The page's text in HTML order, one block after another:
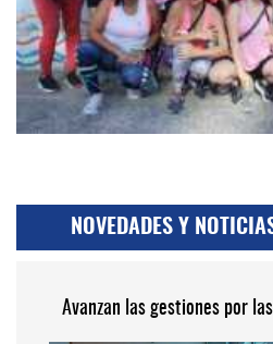
NOVEDADES Y
Avanzan las gestiones por las